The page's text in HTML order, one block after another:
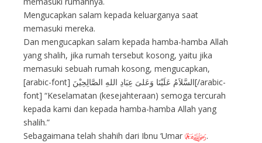
Mengucapkan salam kepada keluarganya saat
memasuki mereka.
Dan mengucapkan salam kepada hamba-hamba Allah
yang shalih, jika rumah tersebut kosong, yaitu jika
memasuki sebuah rumah kosong, mengucapkan,
[arabic-font] السَّلاَمُ عَلَيْنَا وَعَلىَ عِبَادِ اللهِ الصَّالِحِيْنَ[/arabic-
font] “Keselamatan (kesejahteraan) semoga tercurah
kepada kami dan kepada hamba-hamba Allah yang
shalih.”
Sebagaimana telah shahih dari Ibnu ‘Umar L.